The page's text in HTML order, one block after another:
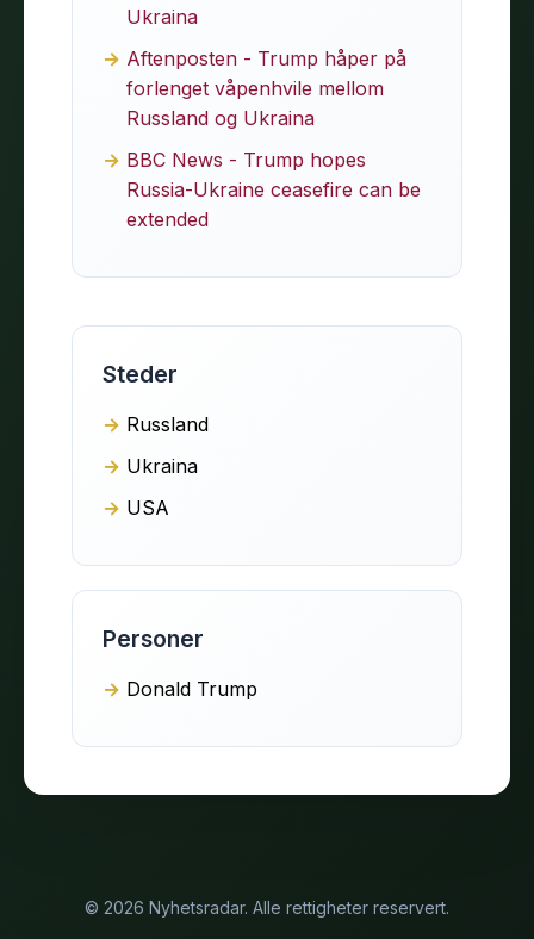
Ukraina
Aftenposten - Trump håper på
forlenget våpenhvile mellom
Russland og Ukraina
BBC News - Trump hopes
Russia-Ukraine ceasefire can be
extended
Steder
Russland
Ukraina
USA
Personer
Donald Trump
© 2026 Nyhetsradar. Alle rettigheter reservert.